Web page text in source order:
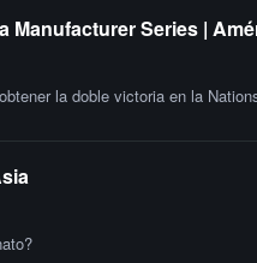
Manufacturer Series |
la doble victoria en la